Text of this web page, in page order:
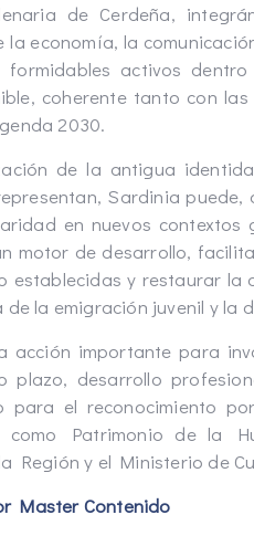
de Cerdeña,
economía, la
activos
coherente tanto con
2030.
de la antigua
Sardinia puede,
en nuevos contextos
motor de desarrollo,
establecidas y restaurar
la emigración juvenil y la
importante para
plazo, desarrollo
el reconocimiento
como Patrimonio de la
Región y el Ministerio de
Master Contenido